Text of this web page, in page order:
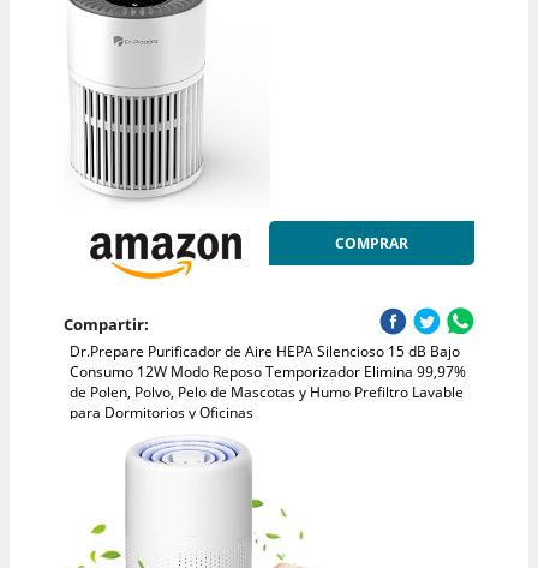
COMPRAR
Compartir:
Dr.Prepare Purificador de Aire HEPA Silencioso 15 dB Bajo
Consumo 12W Modo Reposo Temporizador Elimina 99,97%
de Polen, Polvo, Pelo de Mascotas y Humo Prefiltro Lavable
para Dormitorios y Oficinas